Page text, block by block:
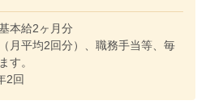
本給2ヶ月分
月平均2回分）、職務手当等、毎
す。
2回